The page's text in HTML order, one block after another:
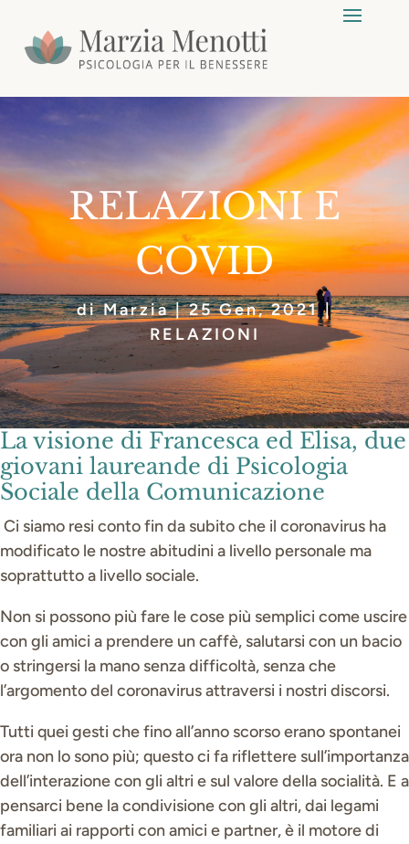
RELAZIONI E
COVID
diMarzia|25 Gen, 2021|
RELAZIONI
La visione di Francesca ed Elisa, due
giovani laureande di Psicologia
Sociale della Comunicazione
Ci siamo resi conto fin da subito che il coronavirus ha
modificato le nostre abitudini a livello personale ma
soprattutto a livello sociale.
Non si possono più fare le cose più semplici come uscire
con gli amici a prendere un caffè, salutarsi con un bacio
o stringersi la mano senza difficoltà, senza che
l’argomento del coronavirus attraversi i nostri discorsi.
Tutti quei gesti che fino all’anno scorso erano spontanei
ora non lo sono più; questo ci fa riflettere sull’importanza
dell’interazione con gli altri e sul valore della socialità. E a
pensarci bene la condivisione con gli altri, dai legami
familiari ai rapporti con amici e partner, è il motore di